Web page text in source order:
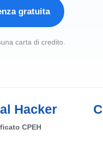
gratuita
carta di credito.
Hacker
CPEH